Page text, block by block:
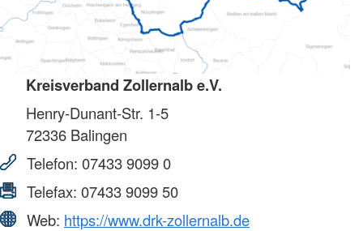
Kreisverband Zollernalb e.V.
Henry-Dunant-Str. 1-5
72336 Balingen
Telefon: 07433 9099 0
Telefax: 07433 9099 50
Web: https://www.drk-zollernalb.de